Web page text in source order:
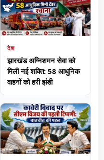
देश
झारखंड अग्निशमन सेवा को
मिली नई शक्ति: 58 आधुनिक
वाहनों को हरी झंडी